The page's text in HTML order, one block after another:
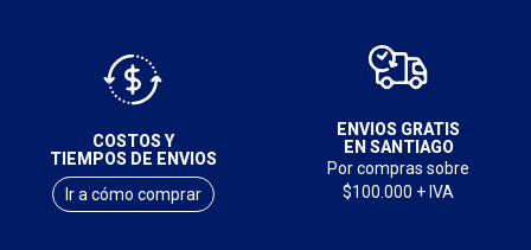
COSTOS Y
TIEMPOS DE ENVIOS
Ir a cómo comprar
ENVIOS GRATIS
EN SANTIAGO
Por compras sobre
$100.000 + IVA